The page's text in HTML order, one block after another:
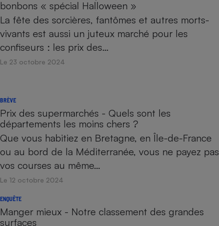
bonbons « spécial Halloween »
La fête des sorcières, fantômes et autres morts-
vivants est aussi un juteux marché pour les
confiseurs : les prix des…
Le 23 octobre 2024
BRÈVE
Prix des supermarchés - Quels sont les
départements les moins chers ?
Que vous habitiez en Bretagne, en Île-de-France
ou au bord de la Méditerranée, vous ne payez pas
vos courses au même…
Le 12 octobre 2024
ENQUÊTE
Manger mieux - Notre classement des grandes
surfaces